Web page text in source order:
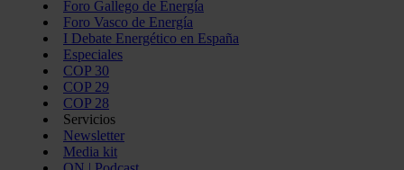
Foro Gallego de Energía
Foro Vasco de Energía
I Debate Energético en España
Especiales
COP 30
COP 29
COP 28
Servicios
Newsletter
Media kit